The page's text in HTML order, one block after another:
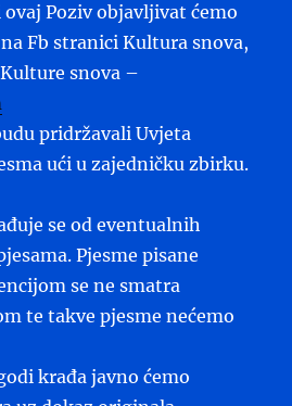
Poziv objavljivat ćemo
Fb stranici Kultura snova,
snova –
pridržavali Uvjeta
ući u zajedničku zbirku.
se od eventualnih
Pjesme pisane
se ne smatra
te takve pjesme nećemo
krađa javno ćemo